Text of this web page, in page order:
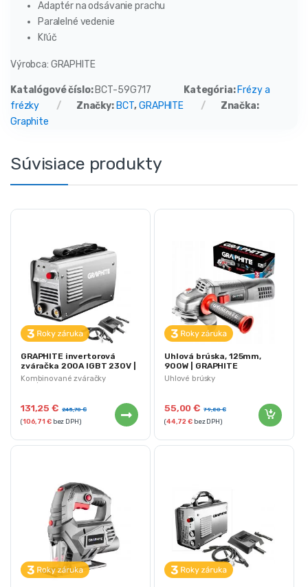
Adaptér na odsávanie prachu
Paralelné vedenie
Kľúč
Výrobca: GRAPHITE
Katalógové číslo: BCT-59G717 Kategória: Frézy a
frézky
Značky: BCT,GRAPHITE
Značka:
Graphite
Súvisiace produkty
Kombinované zváračky
MIG/MAG, TIG a MMA
GRAPHITE invertorová
zváračka 200A IGBT 230V |
56H813
131,25€ 245,70€
(106,71€bez DPH)
Uhlové brúsky
Uhlová brúska, 125mm,
900W | GRAPHITE
55,00€ 79,80€
(44,72€bez DPH)